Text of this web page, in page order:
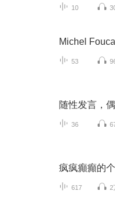
10
Michel
53
随性发言，
36
疯疯癲癲的
617 2